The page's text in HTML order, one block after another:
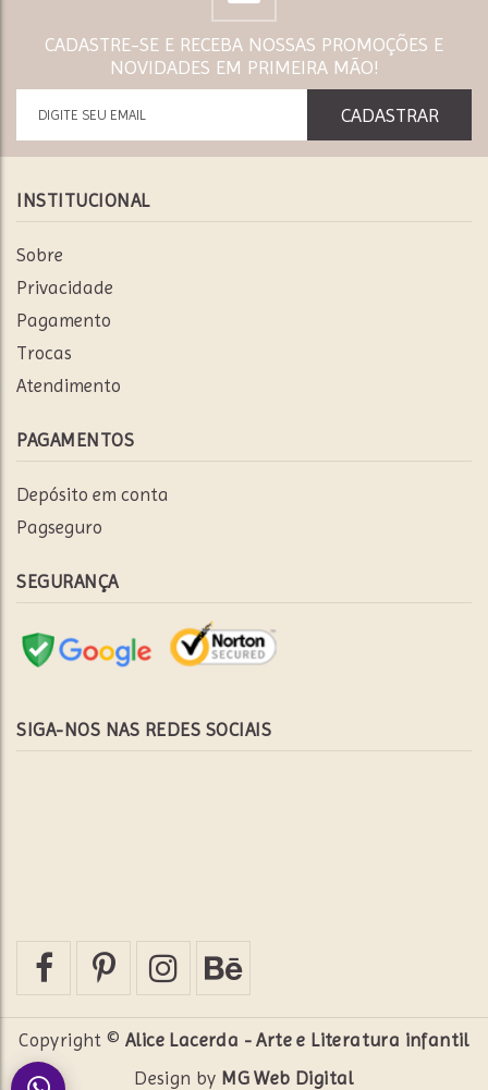
CADASTRE-SE E RECEBA NOSSAS PROMOÇÕES E
NOVIDADES EM PRIMEIRA MÃO!
INSTITUCIONAL
Sobre
Privacidade
Pagamento
Trocas
Atendimento
PAGAMENTOS
Depósito em conta
Pagseguro
SEGURANÇA
SIGA-NOS NAS REDES SOCIAIS
Copyright © Alice Lacerda - Arte e Literatura infantil
Design by MG Web Digital